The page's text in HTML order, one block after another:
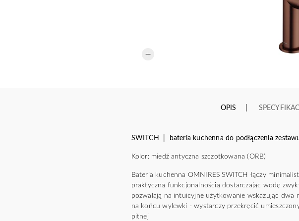
OPIS
SWITCH | bateria kuchenna do podłączenia
Kolor: miedź antyczna szczotkowana (ORB)
Bateria kuchenna OMNIRES SWITCH łączy
praktyczną funkcjonalnością dostarczając wodę
pozwalają na intuicyjne użytkowanie wskazując
na końcu wylewki - wystarczy przekręcić
pitnej